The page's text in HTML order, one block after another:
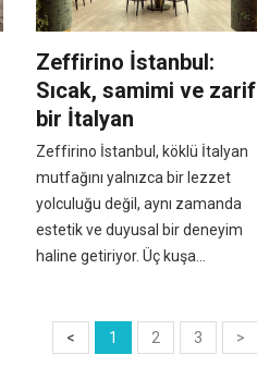
Zeffirino İstanbul:
Sıcak, samimi ve zarif
bir İtalyan
Zeffirino İstanbul, köklü İtalyan
mutfağını yalnızca bir lezzet
yolculuğu değil, aynı zamanda
estetik ve duyusal bir deneyim
haline getiriyor. Üç kuşa...
< 1 2 3 >